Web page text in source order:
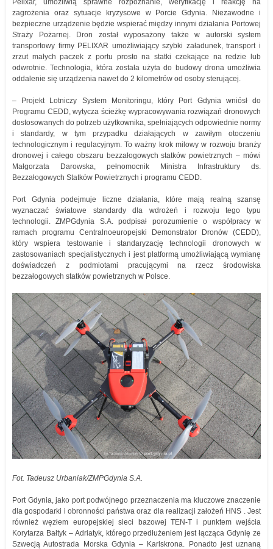
Pelixar, umożliwią sprawne rozpoznanie, weryfikację i reakcję na
zagrożenia oraz sytuacje kryzysowe w Porcie Gdynia. Niezawodne i
bezpieczne urządzenie będzie wspierać między innymi działania Portowej
Straży Pożarnej. Dron został wyposażony także w autorski system
transportowy firmy PELIXAR umożliwiający szybki załadunek, transport i
zrzut małych paczek z portu prosto na statki czekające na redzie lub
odwrotnie. Technologia, która została użyta do budowy drona umożliwia
oddalenie się urządzenia nawet do 2 kilometrów od osoby sterującej.
– Projekt Lotniczy System Monitoringu, który Port Gdynia wniósł do
Programu CEDD, wytycza ścieżkę wypracowywania rozwiązań dronowych
dostosowanych do potrzeb użytkownika, spełniających odpowiednie normy
i standardy, w tym przypadku działających w zawiłym otoczeniu
technologicznym i regulacyjnym. To ważny krok milowy w rozwoju branży
dronowej i całego obszaru bezzałogowych statków powietrznych – mówi
Małgorzata Darowska, pełnomocnik Ministra Infrastruktury ds.
Bezzałogowych Statków Powietrznych i programu CEDD.
Port Gdynia podejmuje liczne działania, które mają realną szansę
wyznaczać światowe standardy dla wdrożeń i rozwoju tego typu
technologii. ZMPGdynia S.A. podpisał porozumienie o współpracy w
ramach programu Centralnoeuropejski Demonstrator Dronów (CEDD),
który wspiera testowanie i standaryzację technologii dronowych w
zastosowaniach specjalistycznych i jest platformą umożliwiającą wymianę
doświadczeń z podmiotami pracującymi na rzecz środowiska
bezzałogowych statków powietrznych w Polsce.
Fot. Tadeusz Urbaniak/ZMPGdynia S.A.
Port Gdynia, jako port podwójnego przeznaczenia ma kluczowe znaczenie
dla gospodarki i obronności państwa oraz dla realizacji założeń HNS . Jest
również węzłem europejskiej sieci bazowej TEN-T i punktem wejścia
Korytarza Bałtyk – Adriatyk, którego przedłużeniem jest łącząca Gdynię ze
Szwecją Autostrada Morska Gdynia – Karlskrona. Ponadto jest uznaną